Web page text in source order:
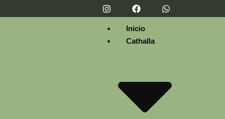
Inicio
Cathalla